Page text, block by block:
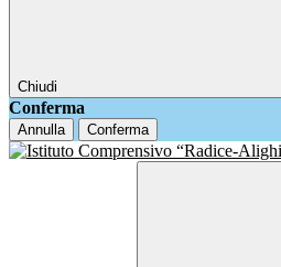
Chiudi
Conferma
Annulla Conferma